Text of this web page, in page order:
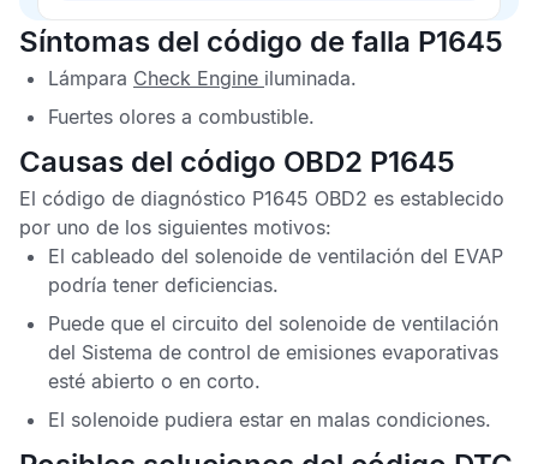
Síntomas del código de falla P1645
Lámpara Check Engine iluminada.
Fuertes olores a combustible.
Causas del código OBD2 P1645
El código de diagnóstico P1645 OBD2 es establecido
por uno de los siguientes motivos:
El cableado del solenoide de ventilación del EVAP
podría tener deficiencias.
Puede que el circuito del solenoide de ventilación
del Sistema de control de emisiones evaporativas
esté abierto o en corto.
El solenoide pudiera estar en malas condiciones.